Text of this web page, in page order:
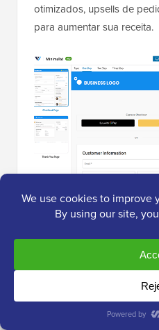
otimizados, upsells de
para aumentar sua receita.
O motor de automação
de e-mail automatizadas
recuperação de carrinho
cupom de “obrigado”
reconquista de clientes